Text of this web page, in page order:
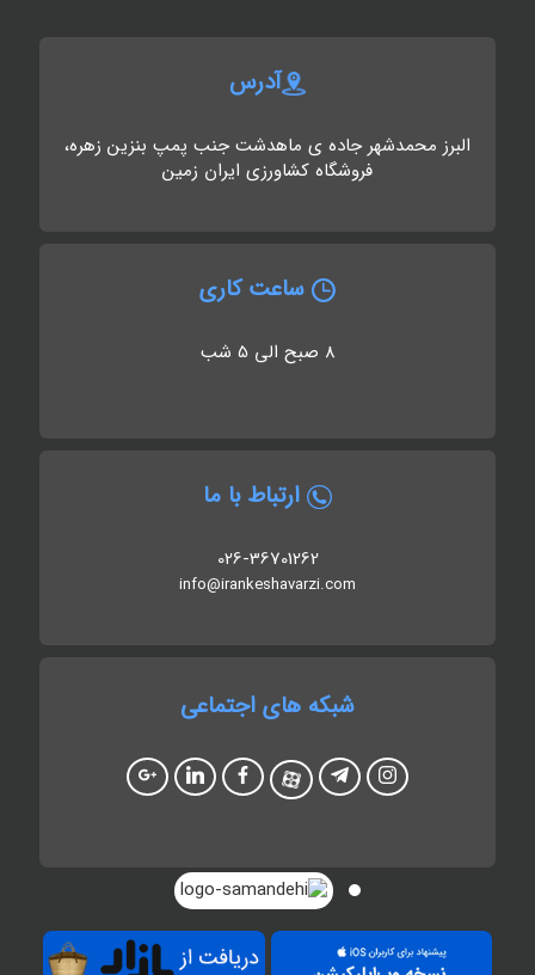
آدرس
البرز محمدشهر جاده ی ماهدشت جنب پمپ بنزین زهره،
فروشگاه کشاورزی ایران زمین
ساعت کاری
8 صبح الی 5 شب
ارتباط با ما
026-36701262
info@irankeshavarzi.com
شبکه های اجتماعی